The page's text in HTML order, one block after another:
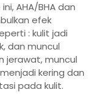
AHA/BHA dan
efek
: kulit jadi
dan muncul
jerawat, muncul
kering dan
pada kulit.